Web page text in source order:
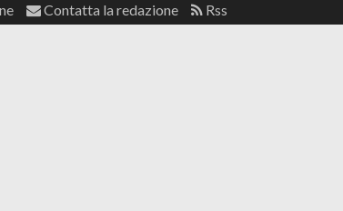
Contatta la redazione Rss